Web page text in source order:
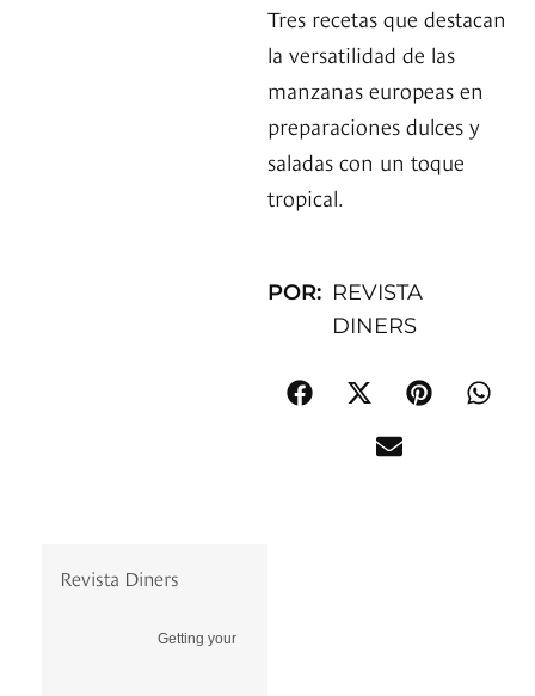
Tres recetas que destacan
la versatilidad de las
manzanas europeas en
preparaciones dulces y
saladas con un toque
tropical.
POR: REVISTA
DINERS
Revista Diners
Getting your